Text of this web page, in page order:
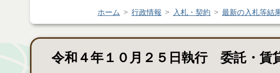
ホーム 行政情報 入札・契約 最新の入札等結
令和４年１０月２５日執行 委託・賃